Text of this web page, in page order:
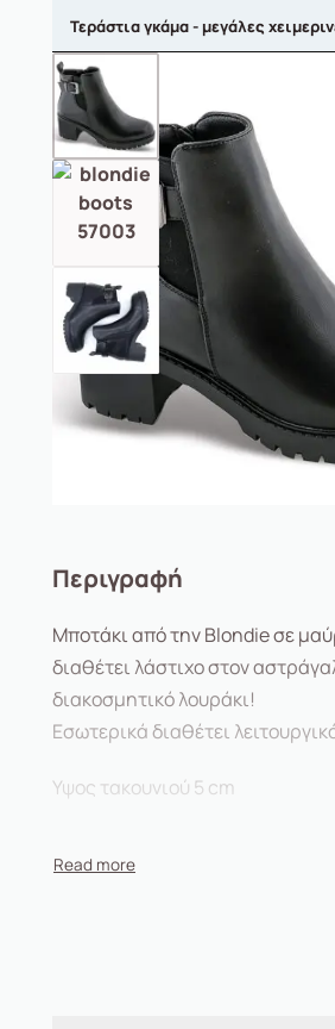
Τεράστια γκάμα - μεγάλες
ΑΝΤΡΙΚΑ ΓΥΝΑΙΚΕΙΑ
Περιγραφή
Μποτάκι από την Blondie σε
διαθέτει λάστιχο στον
διακοσμητικό λουράκι!
Εσωτερικά διαθέτει
Υψος τακουνιού 5 cm